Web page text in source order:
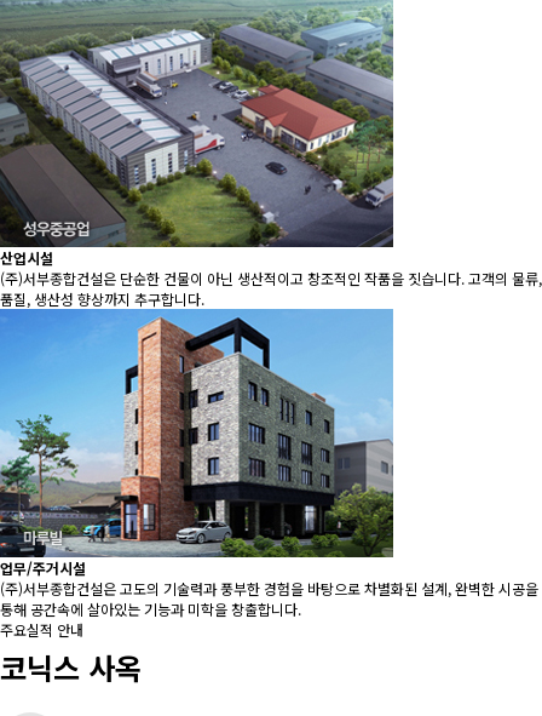
산업시설
(주)서부종합건설은 단순한 건물이 아닌 생산적이고 창조적인 작품을 짓습니다. 고객의 물류,
품질, 생산성 향상까지 추구합니다.
업무/주거시설
(주)서부종합건설은 고도의 기술력과 풍부한 경험을 바탕으로 차별화된 설계, 완벽한 시공을
통해 공간속에 살아있는 기능과 미학을 창출합니다.
주요실적 안내
코닉스 사옥